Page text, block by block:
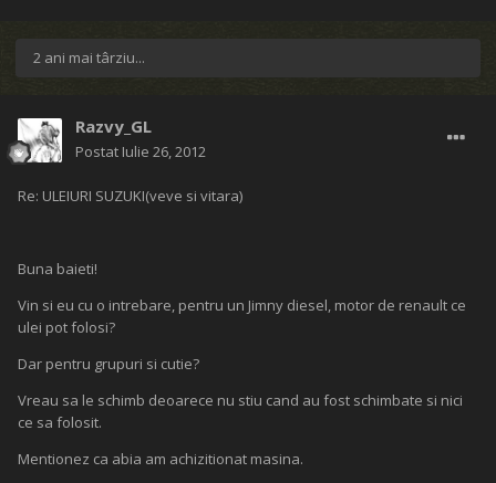
2 ani mai târziu...
Razvy_GL
Postat Iulie 26, 2012
Re: ULEIURI SUZUKI(veve si vitara)
Buna baieti!
Vin si eu cu o intrebare, pentru un Jimny diesel, motor de renault ce
ulei pot folosi?
Dar pentru grupuri si cutie?
Vreau sa le schimb deoarece nu stiu cand au fost schimbate si nici
ce sa folosit.
Mentionez ca abia am achizitionat masina.